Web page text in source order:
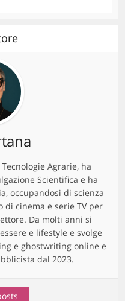
Agrarie, ha
Scientifica e ha
occupandosi di scienza
di cinema e serie TV per
Da molti anni si
e lifestyle e svolge
e ghostwriting online e
dal 2023.